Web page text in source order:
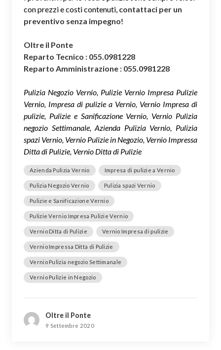
con prezzi e costi contenuti, contattaci per un
preventivo senza impegno!
Oltre il Ponte
Reparto Tecnico : 055.0981228
Reparto Amministrazione : 055.0981228
Pulizia Negozio Vernio, Pulizie Vernio Impresa Pulizie
Vernio, Impresa di pulizie a Vernio, Vernio Impresa di
pulizie, Pulizie e Sanificazione Vernio, Vernio Pulizia
negozio Settimanale, Azienda Pulizia Vernio, Pulizia
spazi Vernio, Vernio Pulizie in Negozio, Vernio Impressa
Ditta di Pulizie, Vernio Ditta di Pulizie
Azienda Pulizia Vernio Impresa di pulizie a Vernio
Pulizia Negozio Vernio Pulizia spazi Vernio
Pulizie e Sanificazione Vernio
Pulizie Vernio Impresa Pulizie Vernio
Vernio Ditta di Pulizie Vernio Impresa di pulizie
Vernio Impressa Ditta di Pulizie
Vernio Pulizia negozio Settimanale
Vernio Pulizie in Negozio
Oltre il Ponte
9 Settembre 2020